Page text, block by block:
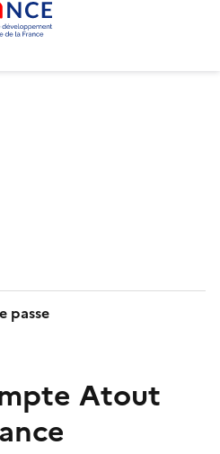
passe
Atout